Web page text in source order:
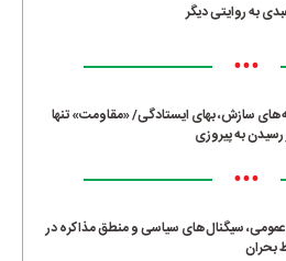
به روایتی دیگر
•••
سازش، بهای ایستادگی/ «مقاومت» تنها
به پیروزی
•••
عمومی، سیگنال‌های سیاسی و منطق مذاکره در
بحران